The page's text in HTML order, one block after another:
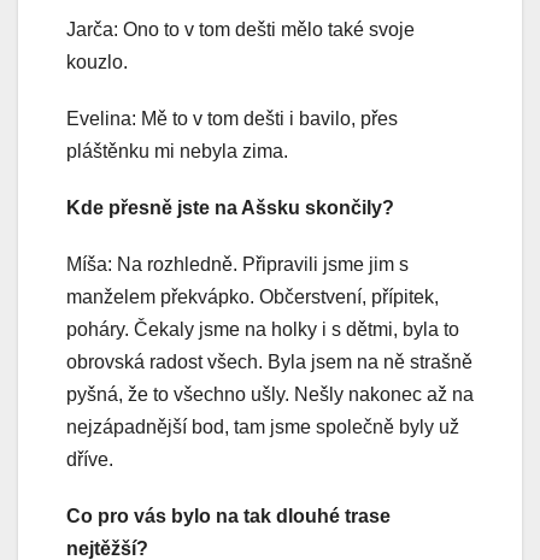
Jarča: Ono to v tom dešti mělo také svoje
kouzlo.
Evelina: Mě to v tom dešti i bavilo, přes
pláštěnku mi nebyla zima.
Kde přesně jste na Ašsku skončily?
Míša: Na rozhledně. Připravili jsme jim s
manželem překvápko. Občerstvení, přípitek,
poháry. Čekaly jsme na holky i s dětmi, byla to
obrovská radost všech. Byla jsem na ně strašně
pyšná, že to všechno ušly. Nešly nakonec až na
nejzápadnější bod, tam jsme společně byly už
dříve.
Co pro vás bylo na tak dlouhé trase
nejtěžší?